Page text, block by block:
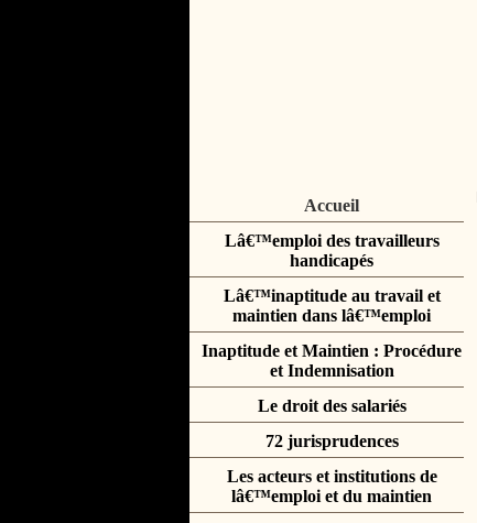
Accueil
Lâ€™emploi des travailleurs
handicapés
Lâ€™inaptitude au travail et
maintien dans lâ€™emploi
Inaptitude et Maintien : Procédure
et Indemnisation
Le droit des salariés
72 jurisprudences
Les acteurs et institutions de
lâ€™emploi et du maintien